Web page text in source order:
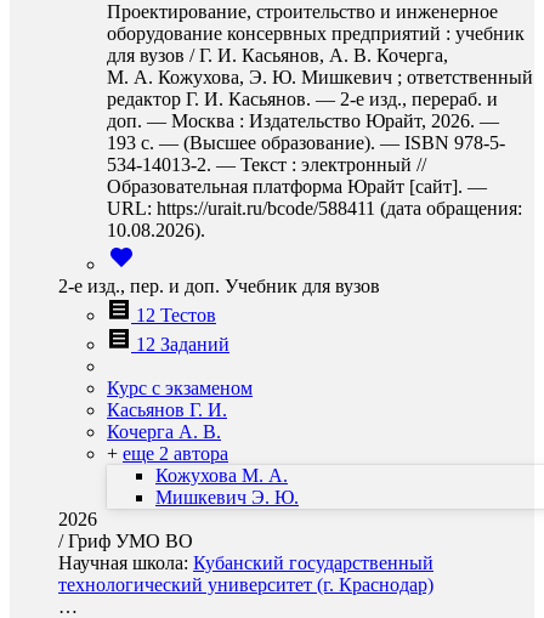
Проектирование, строительство и инженерное
оборудование консервных предприятий : учебник
для вузов / Г. И. Касьянов, А. В. Кочерга,
М. А. Кожухова, Э. Ю. Мишкевич ; ответственный
редактор Г. И. Касьянов. — 2-е изд., перераб. и
доп. — Москва : Издательство Юрайт, 2026. —
193 с. — (Высшее образование). — ISBN 978-5-
534-14013-2. — Текст : электронный //
Образовательная платформа Юрайт [сайт]. —
URL: https://urait.ru/bcode/588411 (дата обращения:
10.08.2026).
2-е изд., пер. и доп. Учебник для вузов
12 Тестов
12 Заданий
Курс с экзаменом
Касьянов Г. И.
Кочерга А. В.
+ еще 2 автора
Кожухова М. А.
Мишкевич Э. Ю.
2026
/Гриф УМО ВО
Научная школа: Кубанский государственный
технологический университет (г. Краснодар)
…